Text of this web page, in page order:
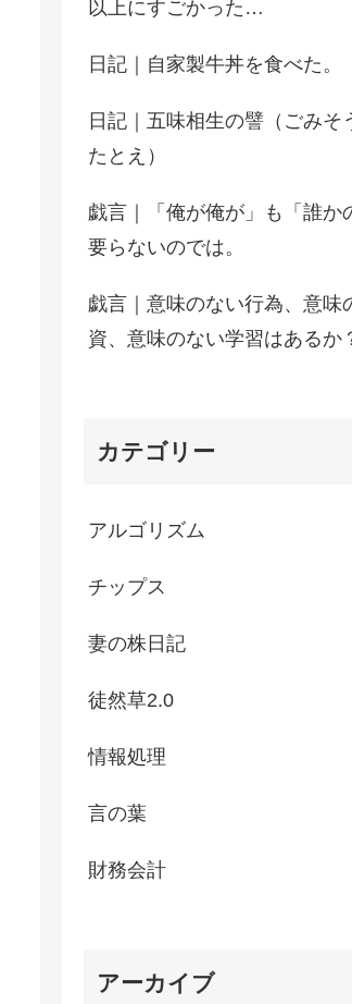
以上にすごかった…
日記｜自家製牛丼を食べた。
日記｜五味相生の譬（ごみそ
たとえ）
戯言｜「俺が俺が」も「誰か
要らないのでは。
戯言｜意味のない行為、意味
資、意味のない学習はあるか
カテゴリー
アルゴリズム
チップス
妻の株日記
徒然草2.0
情報処理
言の葉
財務会計
アーカイブ